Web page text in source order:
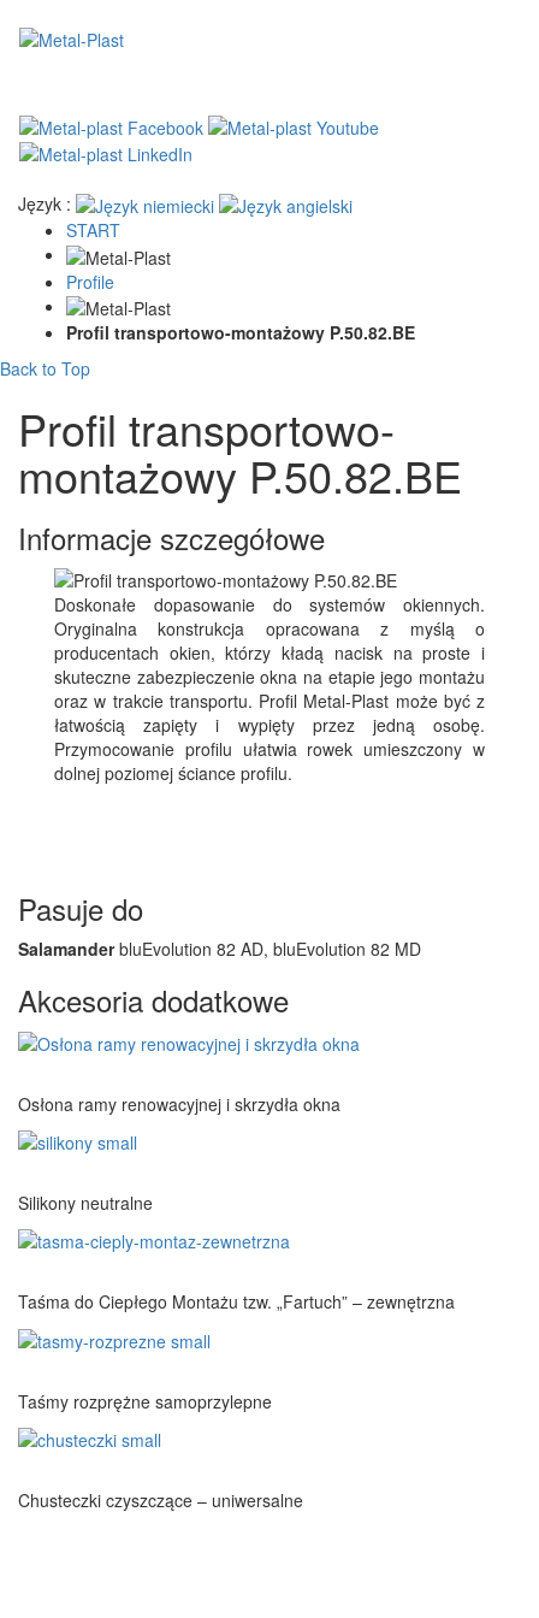
Język :
START
Profile
Profil transportowo-montażowy P.50.82.BE
Back to Top
Profil transportowo-
montażowy P.50.82.BE
Informacje szczegółowe
Doskonałe dopasowanie do systemów okiennych.
Oryginalna konstrukcja opracowana z myślą o
producentach okien, którzy kładą nacisk na proste i
skuteczne zabezpieczenie okna na etapie jego montażu
oraz w trakcie transportu. Profil Metal-Plast może być z
łatwością zapięty i wypięty przez jedną osobę.
Przymocowanie profilu ułatwia rowek umieszczony w
dolnej poziomej ściance profilu.
Pasuje do
SalamanderbluEvolution 82 AD, bluEvolution 82 MD
Akcesoria dodatkowe
Osłona ramy renowacyjnej i skrzydła okna
Silikony neutralne
Taśma do Ciepłego Montażu tzw. „Fartuch” – zewnętrzna
Taśmy rozprężne samoprzylepne
Chusteczki czyszczące – uniwersalne